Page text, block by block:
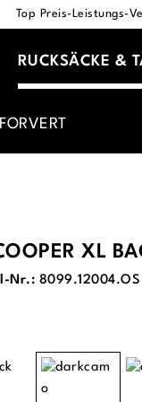
Top Preis-Leistungs-
RUCKSÄCKE &
FORVERT
XL
Nr.: 8099.12004.OS